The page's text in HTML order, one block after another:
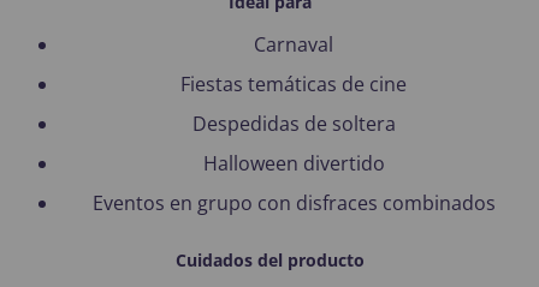
Carnaval
Fiestas temáticas de cine
Despedidas de soltera
Halloween divertido
Eventos en grupo con disfraces combinados
Cuidados del producto